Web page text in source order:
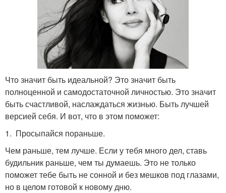
Что значит быть идеальной? Это значит быть
полноценной и самодостаточной личностью. Это значит
быть счастливой, наслаждаться жизнью. Быть лучшей
версией себя. И вот, что в этом поможет:
1. Просыпайся пораньше.
Чем раньше, тем лучше. Если у тебя много дел, ставь
будильник раньше, чем ты думаешь. Это не только
поможет тебе быть не сонной и без мешков под глазами,
но в целом готовой к новому дню.